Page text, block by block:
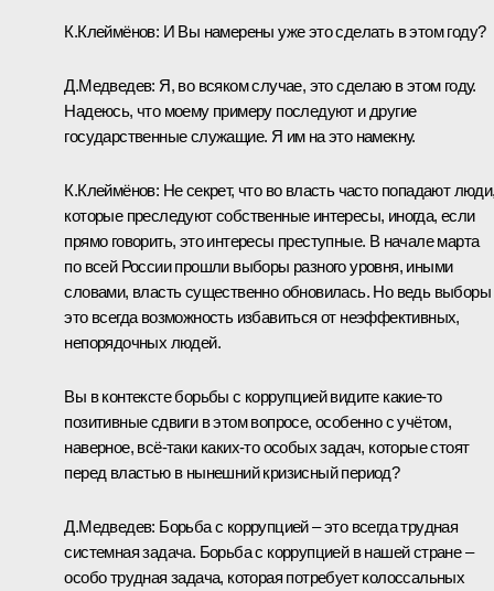
К.Клеймёнов: И Вы намерены уже это сделать в этом году?
Д.Медведев: Я, во всяком случае, это сделаю в этом году.
Надеюсь, что моему примеру последуют и другие
государственные служащие. Я им на это намекну.
К.Клеймёнов: Не секрет, что во власть часто попадают
которые преследуют собственные интересы, иногда, если
прямо говорить, это интересы преступные. В начале марта
по всей России прошли выборы разного уровня, иными
словами, власть существенно обновилась. Но ведь выборы
это всегда возможность избавиться от неэффективных,
непорядочных людей.
Вы в контексте борьбы с коррупцией видите какие‑то
позитивные сдвиги в этом вопросе, особенно с учётом,
наверное, всё‑таки каких‑то особых задач, которые стоят
перед властью в нынешний кризисный период?
Д.Медведев: Борьба с коррупцией – это всегда трудная
системная задача. Борьба с коррупцией в нашей стране –
особо трудная задача, которая потребует колоссальных